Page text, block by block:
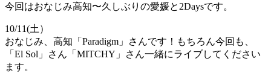
今回はおなじみ高知〜久しぶりの愛媛と2Daysです。
10/11(土）
おなじみ、高知「Paradigm」さんです！もちろん今回も、
「El Sol」さん「MITCHY」さん一緒にライブしてください
ます。